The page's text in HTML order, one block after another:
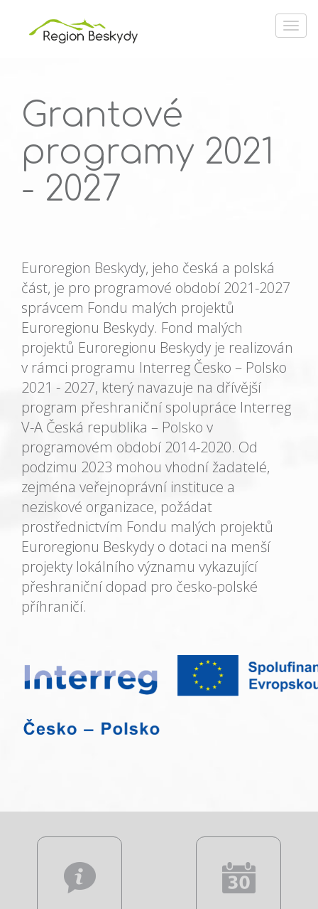
Grantové
programy 2021
- 2027
Euroregion Beskydy, jeho česká a polská
část, je pro programové období 2021-2027
správcem Fondu malých projektů
Euroregionu Beskydy. Fond malých
projektů Euroregionu Beskydy je realizován
v rámci programu Interreg Česko – Polsko
2021 - 2027, který navazuje na dřívější
program přeshraniční spolupráce Interreg
V-A Česká republika – Polsko v
programovém období 2014-2020. Od
podzimu 2023 mohou vhodní žadatelé,
zejména veřejnoprávní instituce a
neziskové organizace, požádat
prostřednictvím Fondu malých projektů
Euroregionu Beskydy o dotaci na menší
projekty lokálního významu vykazující
přeshraniční dopad pro česko-polské
příhraničí.